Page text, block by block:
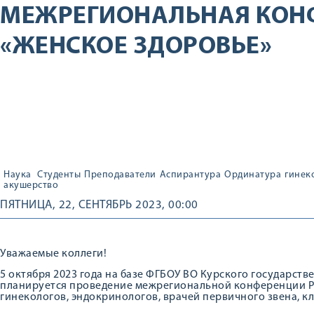
МЕЖРЕГИОНАЛЬНАЯ
«ЖЕНСКОЕ ЗДОРОВЬЕ»
Наука Студенты Преподаватели Аспирантура Ординатура
акушерство
ПЯТНИЦА, 22, СЕНТЯБРЬ 2023, 00:00
Уважаемые коллеги!
5 октября 2023 года на базе ФГБОУ ВО Курского
планируется проведение межрегиональной конференции
гинекологов, эндокринологов, врачей первичного звена,